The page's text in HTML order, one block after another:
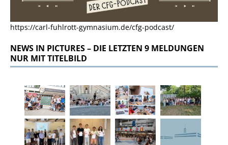
https://carl-fuhlrott-gymnasium.de/cfg-podcast/
NEWS IN PICTURES – DIE LETZTEN 9 MELDUNGEN
NUR MIT TITELBILD